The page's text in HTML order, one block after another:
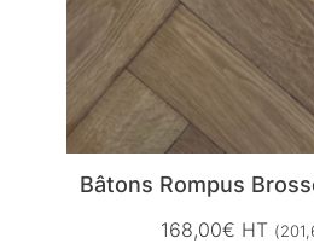
Bâtons Rompus
168,00€ HT (